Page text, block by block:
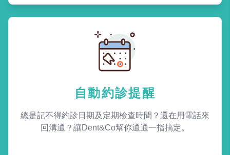
自動約診提醒
總是記不得約診日期及定期檢查時間？還在用電話來
回溝通？讓Dent&Co幫你通通一指搞定。